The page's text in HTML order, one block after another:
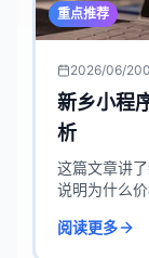
重点推荐
2026/06/200
新乡小程
析
这篇文章讲
说明为什么
家别光看低
阅读更多